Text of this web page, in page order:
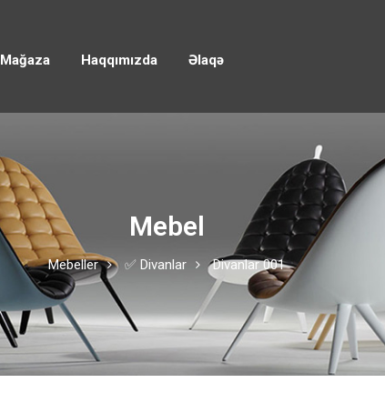
Mağaza Haqqımızda Əlaqə
Mebel
Mebeller ✅ Divanlar Divanlar 001